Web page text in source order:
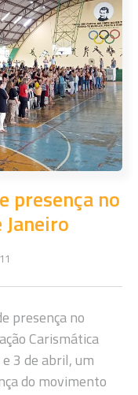
presença no
presença no
Carismática
3 de abril, um
do movimento